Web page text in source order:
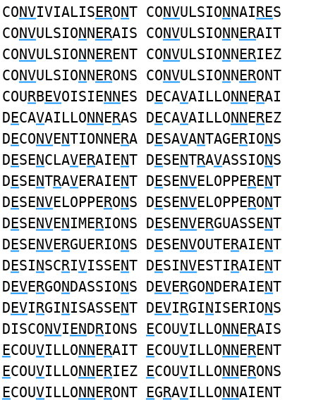
CONVIVIALISERONT CONVULSIONNAIRES
CONVULSIONNERAIS CONVULSIONNERAIT
CONVULSIONNERENT CONVULSIONNERIEZ
CONVULSIONNERONS CONVULSIONNERONT
COURBEVOISIENNES DECAVAILLONNERAI
DECAVAILLONNERAS DECAVAILLONNEREZ
DECONVENTIONNERA DESAVANTAGERIONS
DESENCLAVERAIENT DESENTRAVASSIONS
DESENTRAVERAIENT DESENVELOPPERENT
DESENVELOPPERONS DESENVELOPPERONT
DESENVENIMERIONS DESENVERGUASSENT
DESENVERGUERIONS DESENVOUTERAIENT
DESINSCRIVISSENT DESINVESTIRAIENT
DEVERGONDASSIONS DEVERGONDERAIENT
DEVIRGINISASSENT DEVIRGINISERIONS
DISCONVIENDRIONS ECOUVILLONNERAIS
ECOUVILLONNERAIT ECOUVILLONNERENT
ECOUVILLONNERIEZ ECOUVILLONNERONS
ECOUVILLONNERONT EGRAVILLONNAIENT